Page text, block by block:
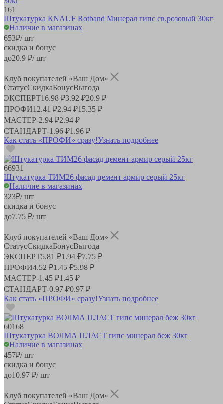
161
Штукатурка КNAUF Rotband Минерал гипс св.розовый 30кг
Наличие в магазинах
653₽/ шт
скидка и бонус
до20.9 ₽/ шт
Клуб покупателей «Ваш Дом»
СтатусСкидкаБонусВыгода
ЭКСПЕРТ16.98 ₽3.92 ₽20.9 ₽
ПРОФИ12.41 ₽2.94 ₽15.35 ₽
МАСТЕР-2.94 ₽2.94 ₽
СТАНДАРТ-1.96 ₽1.96 ₽
Как стать «ПРОФИ» сразу!Узнать подробнее
66931
Штукатурка ТИМ26 фасад цемент армир серый 25кг
Наличие в магазинах
323₽/ шт
скидка и бонус
до7.75 ₽/ шт
Клуб покупателей «Ваш Дом»
СтатусСкидкаБонусВыгода
ЭКСПЕРТ5.81 ₽1.94 ₽7.75 ₽
ПРОФИ4.52 ₽1.45 ₽5.98 ₽
МАСТЕР-1.45 ₽1.45 ₽
СТАНДАРТ-0.97 ₽0.97 ₽
Как стать «ПРОФИ» сразу!Узнать подробнее
60168
Штукатурка ВОЛМА ПЛАСТ гипс минерал беж 30кг
Наличие в магазинах
457₽/ шт
скидка и бонус
до10.97 ₽/ шт
Клуб покупателей «Ваш Дом»